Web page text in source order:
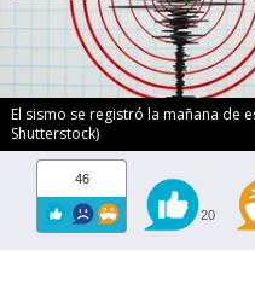
El sismo se registró la mañana de
Shutterstock)
46
20